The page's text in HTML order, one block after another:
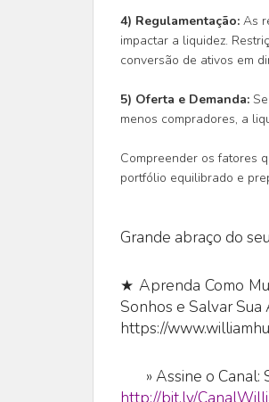
4) Regulamentação: As
impactar a liquidez.
conversão de ativos em
5) Oferta e Demanda:
menos compradores, a
Compreender os fatores
portfólio equilibrado e
Grande abraço do
★ Aprenda Como
Sonhos e Salvar
https://
»Assine o Canal:
http://bit.ly/